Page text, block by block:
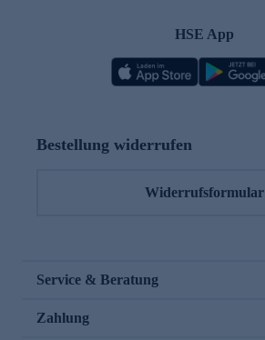
HSE App
Bestellung widerrufen
Widerrufsformular
Service & Beratung
Zahlung